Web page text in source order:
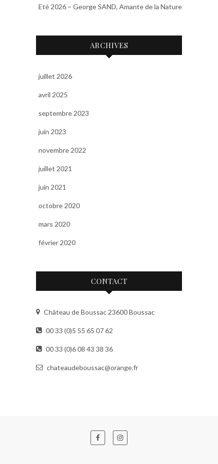
Eté 2026 – George SAND, Amante de la Nature
ARCHIVES
juillet 2026
avril 2025
septembre 2023
juin 2023
novembre 2022
juillet 2021
juin 2021
octobre 2020
mars 2020
février 2020
CONTACT
Château de Boussac 23600 Boussac
00 33 (0)5 55 65 07 62
00 33 (0)6 08 43 38 36
chateaudeboussac@orange.fr